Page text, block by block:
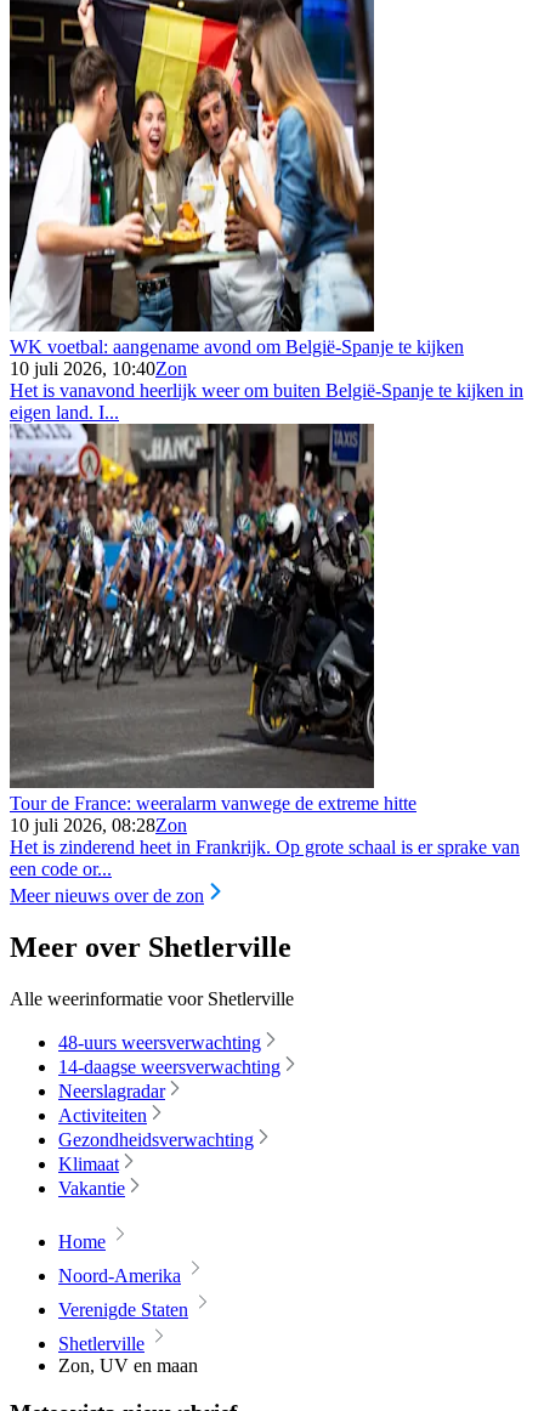
WK voetbal: aangename avond om België-Spanje te kijken
10 juli 2026, 10:40Zon
Het is vanavond heerlijk weer om buiten België-Spanje te kijken in
eigen land. I...
Tour de France: weeralarm vanwege de extreme hitte
10 juli 2026, 08:28Zon
Het is zinderend heet in Frankrijk. Op grote schaal is er sprake van
een code or...
Meer nieuws over de zon
Meer over Shetlerville
Alle weerinformatie voor Shetlerville
48-uurs weersverwachting
14-daagse weersverwachting
Neerslagradar
Activiteiten
Gezondheidsverwachting
Klimaat
Vakantie
Home
Noord-Amerika
Verenigde Staten
Shetlerville
Zon, UV en maan